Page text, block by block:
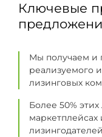
Ключевые
Мы получаем и
реализуемого
лизинговых
Более 50%
маркетплейсах